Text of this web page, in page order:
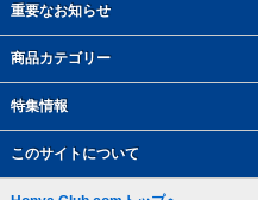
重要なお知らせ
商品カテゴリー
特集情報
このサイトについて